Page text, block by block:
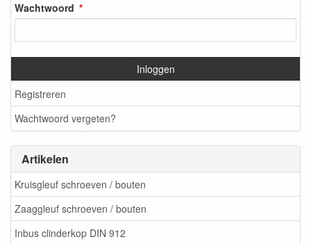
Wachtwoord
Inloggen
Registreren
Wachtwoord vergeten?
Artikelen
Kruisgleuf schroeven / bouten
Zaaggleuf schroeven / bouten
Inbus clinderkop DIN 912